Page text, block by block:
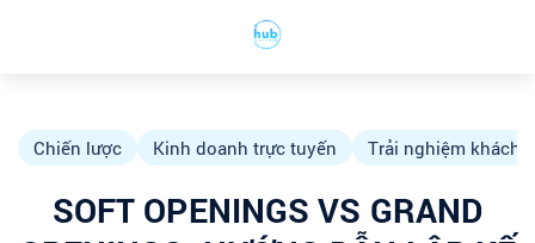
Chiến lược Kinh doanh trực tuyến Trải nghiệm khách
SOFT OPENINGS VS GRAND